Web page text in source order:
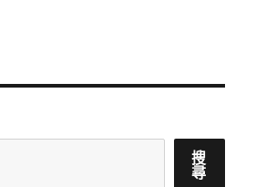
搜
尋